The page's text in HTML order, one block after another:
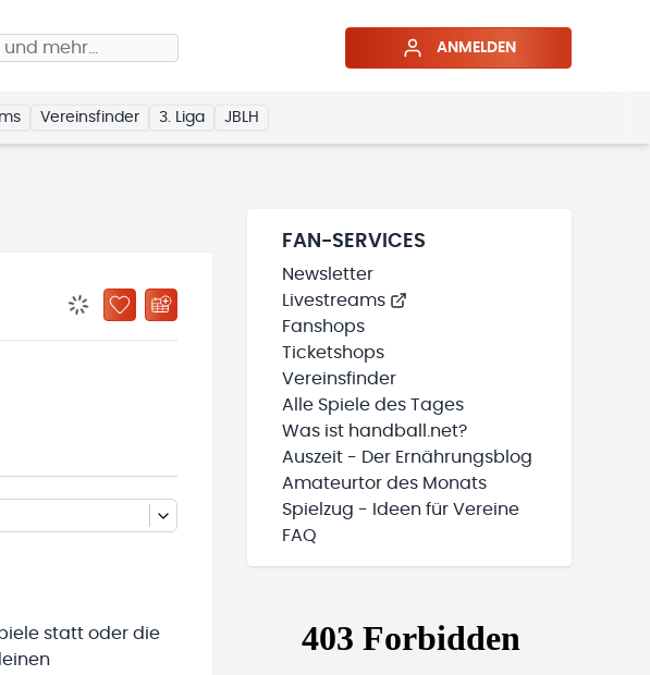
mehr… ANMELDEN
Vereinsfinder 3. Liga JBLH
BENACHRICHTIGUNGSSTATUS WIRD GELADEN
ZU „MEINE TEAMS“ HINZUFÜGEN
statt oder die
FAN-SERVICES
Newsletter
Livestreams
Fanshops
Ticketshops
Vereinsfinder
Alle Spiele des Tages
Was ist handball.net?
Auszeit - Der Ernährungsblog
Amateurtor des Monats
Spielzug - Ideen für Vereine
FAQ